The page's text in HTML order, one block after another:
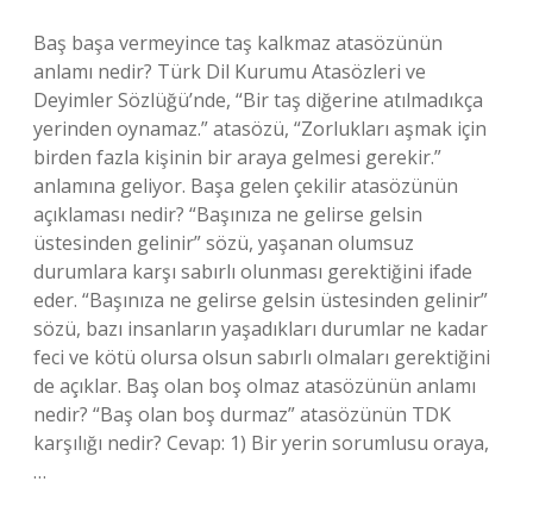
Baş başa vermeyince taş kalkmaz atasözünün
anlamı nedir? Türk Dil Kurumu Atasözleri ve
Deyimler Sözlüğü’nde, “Bir taş diğerine atılmadıkça
yerinden oynamaz.” atasözü, “Zorlukları aşmak için
birden fazla kişinin bir araya gelmesi gerekir.”
anlamına geliyor. Başa gelen çekilir atasözünün
açıklaması nedir? “Başınıza ne gelirse gelsin
üstesinden gelinir” sözü, yaşanan olumsuz
durumlara karşı sabırlı olunması gerektiğini ifade
eder. “Başınıza ne gelirse gelsin üstesinden gelinir”
sözü, bazı insanların yaşadıkları durumlar ne kadar
feci ve kötü olursa olsun sabırlı olmaları gerektiğini
de açıklar. Baş olan boş olmaz atasözünün anlamı
nedir? “Baş olan boş durmaz” atasözünün TDK
karşılığı nedir? Cevap: 1) Bir yerin sorumlusu oraya,
…